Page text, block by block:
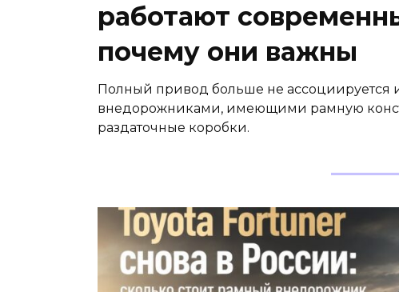
работают
почему они важны
Полный привод больше не ассоциируется
внедорожниками, имеющими рамную
раздаточные коробки.